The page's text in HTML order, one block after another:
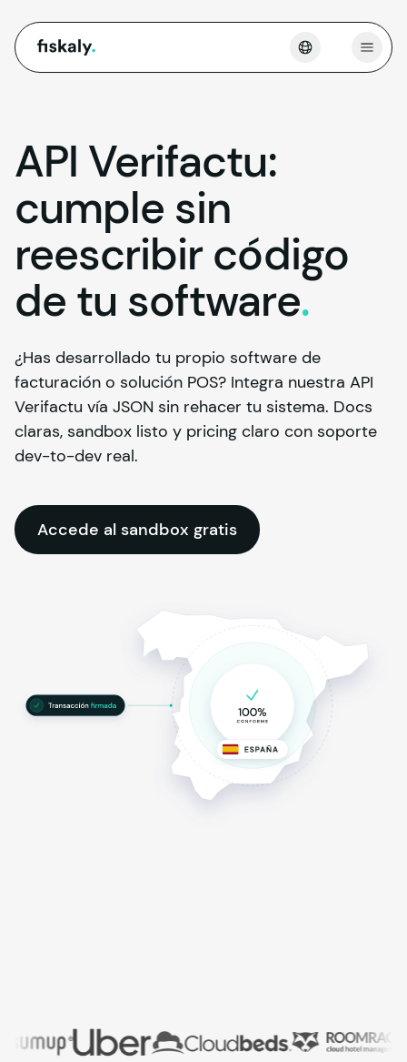
fiskaly. Abrir
API Verifactu:
cumple sin
reescribir código
de tu software.
¿Has desarrollado tu propio software de
facturación o solución POS? Integra nuestra API
Verifactu vía JSON sin rehacer tu sistema. Docs
claras, sandbox listo y pricing claro con soporte
dev-to-dev real.
Accede al sandbox gratis